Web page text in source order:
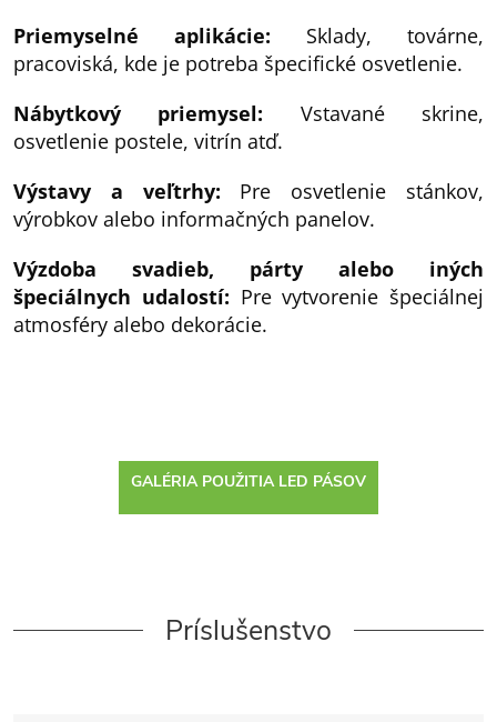
Priemyselné aplikácie: Sklady, továrne,
pracoviská, kde je potreba špecifické osvetlenie.
Nábytkový priemysel: Vstavané skrine,
osvetlenie postele, vitrín atď.
Výstavy a veľtrhy: Pre osvetlenie stánkov,
výrobkov alebo informačných panelov.
Výzdoba svadieb, párty alebo iných
špeciálnych udalostí: Pre vytvorenie špeciálnej
atmosféry alebo dekorácie.
GALÉRIA POUŽITIA LED PÁSOV
Príslušenstvo